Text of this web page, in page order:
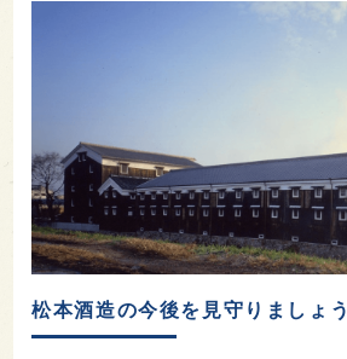
松本酒造の今後を見守りましょう